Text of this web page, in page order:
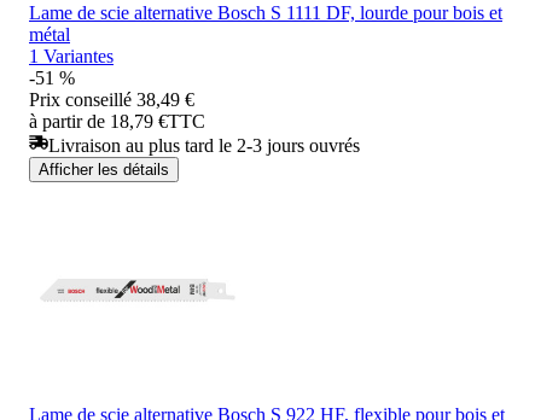
Lame de scie alternative Bosch S 1111 DF, lourde pour bois et
métal
1 Variantes
-51 %
Prix conseillé 38,49 €
à partir de 18,79 €TTC
Livraison au plus tard le 2-3 jours ouvrés
Afficher les détails
Lame de scie alternative Bosch S 922 HF, flexible pour bois et